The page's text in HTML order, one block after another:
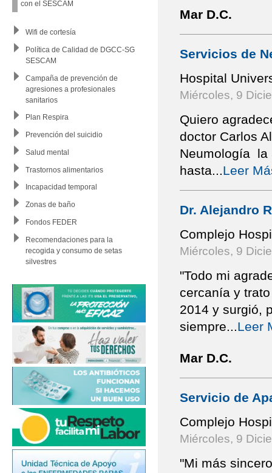
con el SESCAM
Wifi de cortesía
Política de Calidad de DGCC-SG
SESCAM
Campaña de prevención de
agresiones a profesionales
sanitarios
Plan Respira
Prevención del suicidio
Salud mental
Trastornos alimentarios
Incapacidad temporal
Zonas de baño
Fondos FEDER
Recomendaciones para la
recogida y consumo de setas
silvestres
Mar D.C.
Servicios de
Hospital
Miércoles, 9
Quiero
doctor Carlos
Neumología la
hasta
Leer
Dr. Alejandro
Complejo
Miércoles, 9
"Todo mi
cercanía y
2014 y surgió,
siempre
Leer
Mar D.C.
Servicio de
Complejo
Miércoles, 9
"Mi más